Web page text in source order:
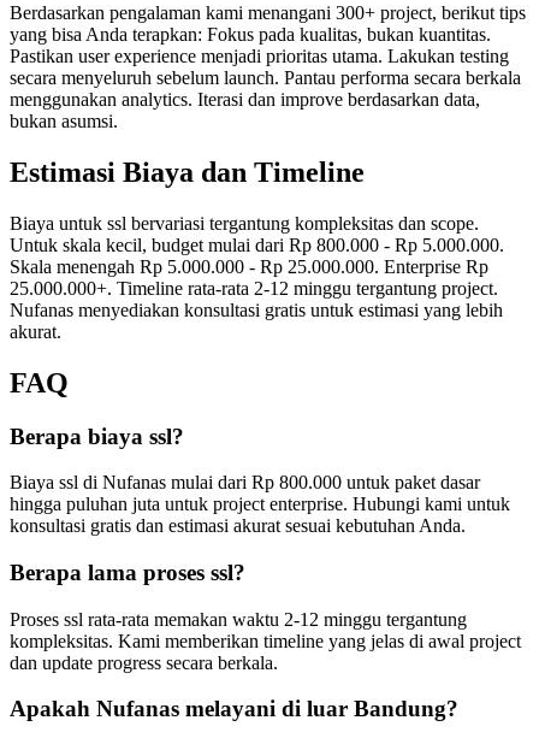
Berdasarkan pengalaman kami menangani 300+ project, berikut tips
yang bisa Anda terapkan: Fokus pada kualitas, bukan kuantitas.
Pastikan user experience menjadi prioritas utama. Lakukan testing
secara menyeluruh sebelum launch. Pantau performa secara berkala
menggunakan analytics. Iterasi dan improve berdasarkan data,
bukan asumsi.
Estimasi Biaya dan Timeline
Biaya untuk ssl bervariasi tergantung kompleksitas dan scope.
Untuk skala kecil, budget mulai dari Rp 800.000 - Rp 5.000.000.
Skala menengah Rp 5.000.000 - Rp 25.000.000. Enterprise Rp
25.000.000+. Timeline rata-rata 2-12 minggu tergantung project.
Nufanas menyediakan konsultasi gratis untuk estimasi yang lebih
akurat.
FAQ
Berapa biaya ssl?
Biaya ssl di Nufanas mulai dari Rp 800.000 untuk paket dasar
hingga puluhan juta untuk project enterprise. Hubungi kami untuk
konsultasi gratis dan estimasi akurat sesuai kebutuhan Anda.
Berapa lama proses ssl?
Proses ssl rata-rata memakan waktu 2-12 minggu tergantung
kompleksitas. Kami memberikan timeline yang jelas di awal project
dan update progress secara berkala.
Apakah Nufanas melayani di luar Bandung?